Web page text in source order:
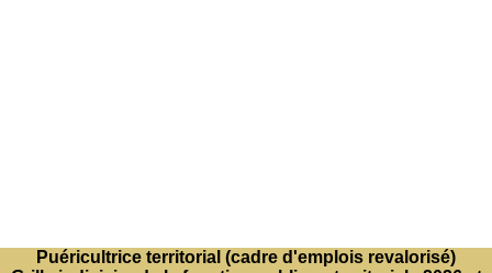
Puéricultrice territorial (cadre d'emplois revalorisé)